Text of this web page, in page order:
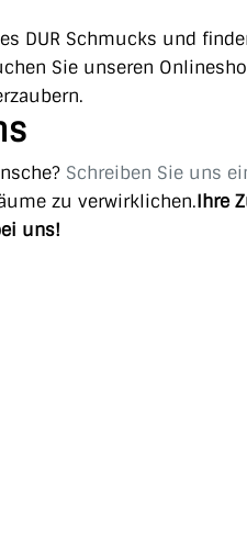
DUR Schmucks und
Sie unseren
Schreiben Sie uns
zu verwirklichen.Ihre
uns!